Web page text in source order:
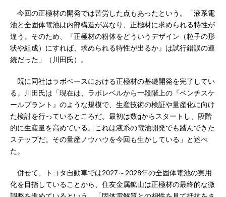
今回の正極材の開発では苦労した点もあったという。「液系電
池と全固体電池は内部構造が異なり、正極材に求められる特性が
違う。そのため、『正極材の粉体をどういうデザイン（粒子の形
状や組成）にすれば、求められる特性が出るか』は試行錯誤の連
続だった」（川田氏）。
既に同社はラボベースにおける正極材の基礎開発を完了してい
る。川田氏は「現在は、ラボレベルから一段階上の『ベンチスケ
ールプラント』のような規模で、生産技術の検証や量産化に向け
た検討を行っているところだ。最初は数gからスタートし、段階
的に生産量を高めている。これは液系の電池開発でも踏んできた
ステップだ。その量産ノウハウを今回も生かしている」と述べ
た。
併せて、トヨタ自動車では2027～2028年の全固体電池の実用
化を目指していることから、住友金属鉱山は正極材の最終的な微